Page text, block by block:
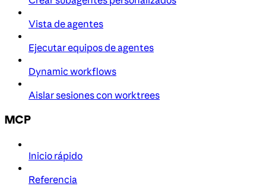
Vista de agentes
Ejecutar equipos de agentes
Dynamic workflows
Aislar sesiones con worktrees
MCP
Inicio rápido
Referencia